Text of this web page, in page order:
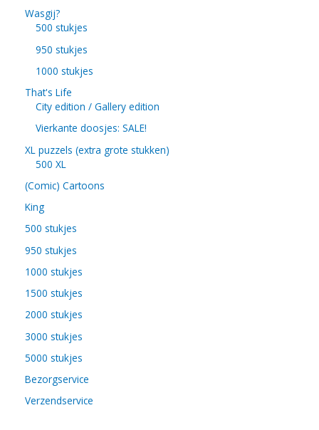
Wasgij?
500 stukjes
950 stukjes
1000 stukjes
That's Life
City edition / Gallery edition
Vierkante doosjes: SALE!
XL puzzels (extra grote stukken)
500 XL
(Comic) Cartoons
King
500 stukjes
950 stukjes
1000 stukjes
1500 stukjes
2000 stukjes
3000 stukjes
5000 stukjes
Bezorgservice
Verzendservice